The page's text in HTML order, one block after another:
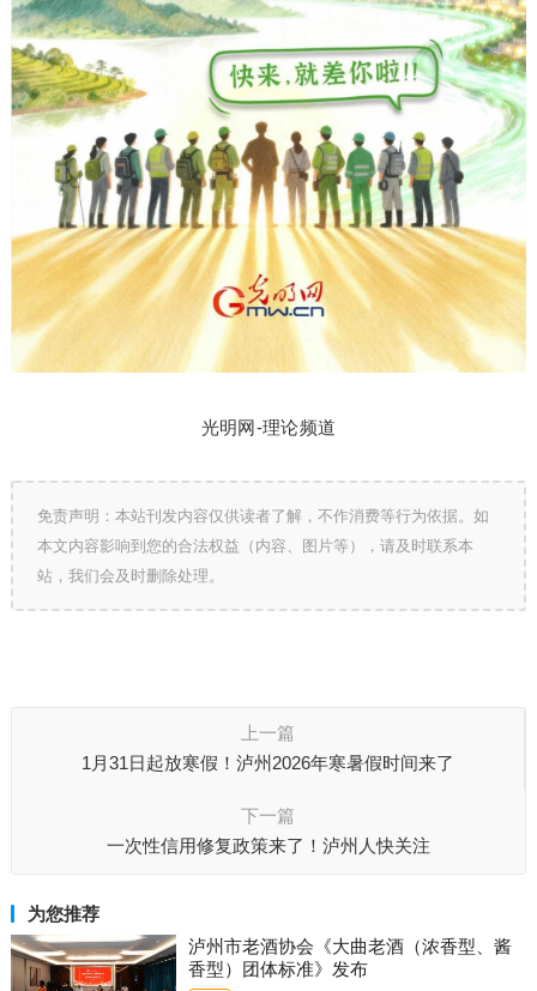
光明网-理论频道
免责声明：本站刊发内容仅供读者了解，不作消费等行为依据。如
本文内容影响到您的合法权益（内容、图片等），请及时联系本
站，我们会及时删除处理。
上一篇
1月31日起放寒假！泸州2026年寒暑假时间来了
下一篇
一次性信用修复政策来了！泸州人快关注
为您推荐
泸州市老酒协会《大曲老酒（浓香型、酱
香型）团体标准》发布